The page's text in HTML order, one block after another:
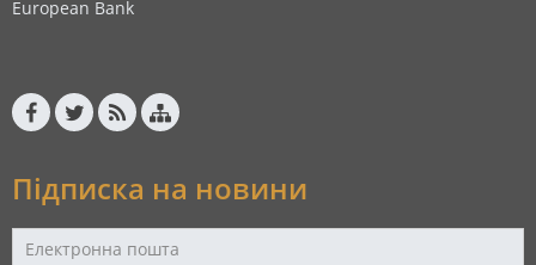
European Bank
Підписка на новини